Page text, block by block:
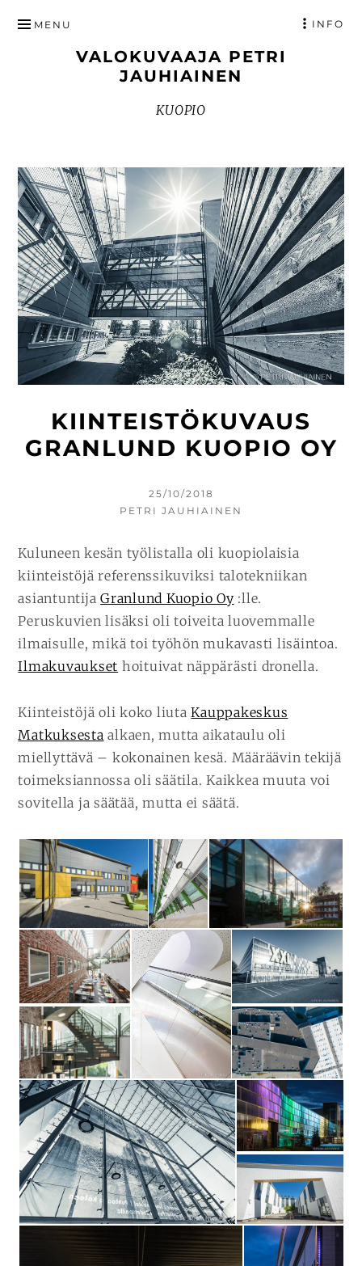
SISÄLTÖÖN
VALOKUVAAJA PETRI
JAUHIAINEN
KUOPIO
MENU INFO
KIINTEISTÖKUVAUS
GRANLUND KUOPIO OY
KIRJOITETTU
25/10/2018
KIRJOITTAJA
PETRI JAUHIAINEN
Kuluneen kesän työlistalla oli kuopiolaisia
kiinteistöjä referenssikuviksi talotekniikan
asiantuntijaGranlund Kuopio Oy :lle.
Peruskuvien lisäksi oli toiveita luovemmalle
ilmaisulle, mikä toi työhön mukavasti lisäintoa.
Ilmakuvaukset hoituivat näppärästi dronella.
Kiinteistöjä oli koko liutaKauppakeskus
Matkuksesta alkaen, mutta aikataulu oli
miellyttävä – kokonainen kesä. Määräävin tekijä
toimeksiannossa oli säätila. Kaikkea muuta voi
sovitella ja säätää, mutta ei säätä.